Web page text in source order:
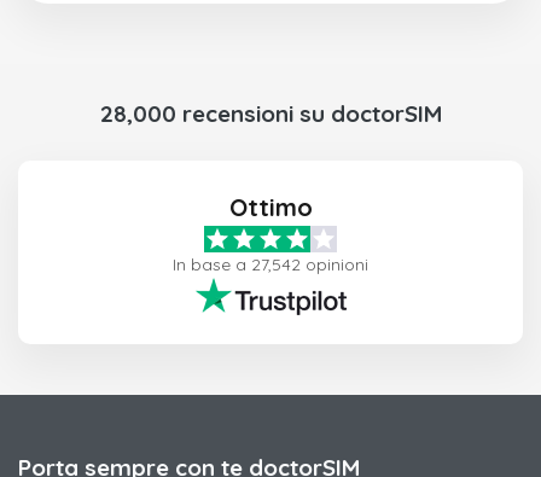
28,000 recensioni su doctorSIM
Ottimo
In base a 27,542 opinioni
Porta sempre con te doctorSIM